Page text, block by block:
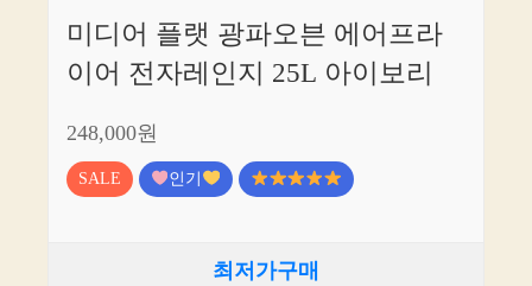
미디어 플랫 광파오븐 에어프라
이어 전자레인지 25L 아이보리
248,000원
SALE 인기
최저가구매